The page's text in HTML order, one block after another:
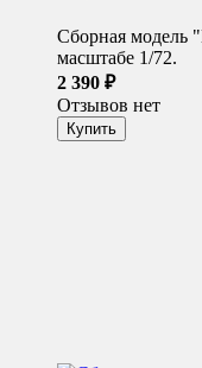
Сборная модель
масштабе 1/72.
2 390 ₽
Отзывов нет